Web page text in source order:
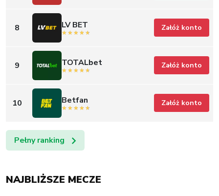
8 LV BET Załóż konto
9 TOTALbet Załóż konto
10 Betfan Załóż konto
Pełny ranking
NAJBLIŻSZE MECZE